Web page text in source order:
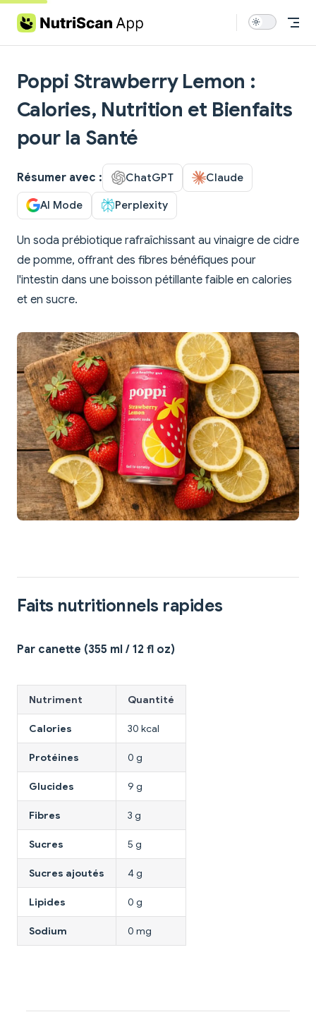
Skip to content
Poppi Strawberry Lemon :
Calories, Nutrition et Bienfaits
pour la Santé
Résumer avec : ChatGPT Claude
AI Mode Perplexity
Un soda prébiotique rafraîchissant au vinaigre de cidre
de pomme, offrant des fibres bénéfiques pour
l'intestin dans une boisson pétillante faible en calories
et en sucre.
Faits nutritionnels rapides
Par canette (355 ml / 12 fl oz)
Nutriment Quantité
Calories 30 kcal
Protéines 0 g
Glucides 9 g
Fibres 3 g
Sucres 5 g
Sucres ajoutés 4 g
Lipides 0 g
Sodium 0 mg